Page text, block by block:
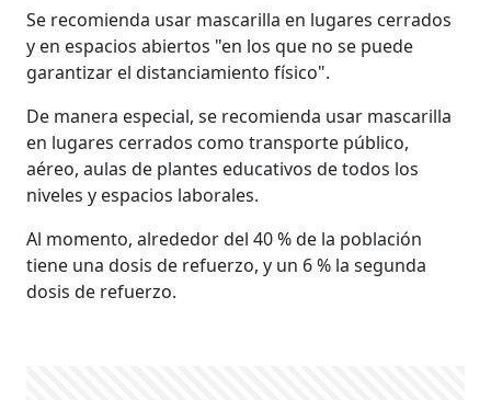
Se recomienda usar mascarilla en lugares cerrados
y en espacios abiertos "en los que no se puede
garantizar el distanciamiento físico".
De manera especial, se recomienda usar mascarilla
en lugares cerrados como transporte público,
aéreo, aulas de plantes educativos de todos los
niveles y espacios laborales.
Al momento, alrededor del 40 % de la población
tiene una dosis de refuerzo, y un 6 % la segunda
dosis de refuerzo.